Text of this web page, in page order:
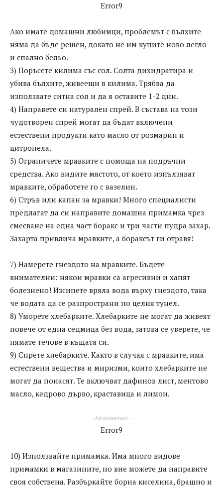
Error9
Ако имате домашни любимци, проблемът с бълхите
няма да бъде решен, докато не им купите ново легло
и спално бельо.
3) Поръсете килима със сол. Солта дихидратира и
убива бълхите, живеещи в килима. Трябва да
използвате ситна сол и да я оставите 1-2 дни.
4) Направете си натурален спрей. В състава на този
чудотворен спрей могат да бъдат включени
естествени продукти като масло от розмарин и
цитронела.
5) Ограничете мравките с помоща на подръчни
средства. Ако видите мястото, от което изпълзяват
мравките, обработете го с вазелин.
6) Стръв или капан за мравки! Много специалисти
предлагат да си направите домашна примамка чрез
смесване на една част боракс и три части пудра захар.
Захарта привлича мравките, а бораксът ги отравя!
7) Намерете гнездото на мравките. Бъдете
внимателни: някои мравки са агресивни и хапят
болезнено! Изсипете вряла вода върху гнездото, така
че водата да се разпространи по целия тунел.
8) Уморете хлебарките. Хлебарките не могат да живеят
повече от една седмица без вода, затова се уверете, че
нямате течове в къщата си.
9) Спрете хлебарките. Както в случая с мравките, има
естествени вещества и миризми, които хлебарките не
могат да понасят. Те включват дафинов лист, ментово
масло, кедрово дърво, краставица и лимон.
- Advertisement -
Error9
10) Използвайте примамка. Има много видове
примамки в магазините, но вие можете да направите
своя собствена. Разбъркайте борна киселина, брашно и